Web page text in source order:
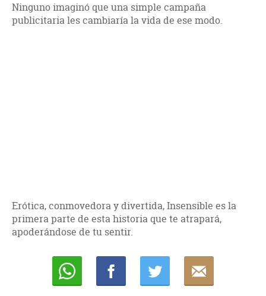
Ninguno imaginó que una simple campaña
publicitaria les cambiaría la vida de ese modo.
Erótica, conmovedora y divertida, Insensible es la
primera parte de esta historia que te atrapará,
apoderándose de tu sentir.